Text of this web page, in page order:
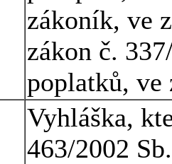
zákoník, ve
zákon č.
poplatků, ve
Vyhláška,
463/2002